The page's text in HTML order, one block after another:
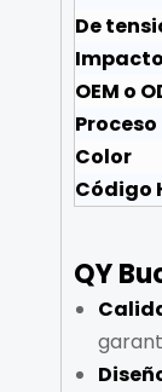
De
Impacto
OEM o
Color
Código
QY